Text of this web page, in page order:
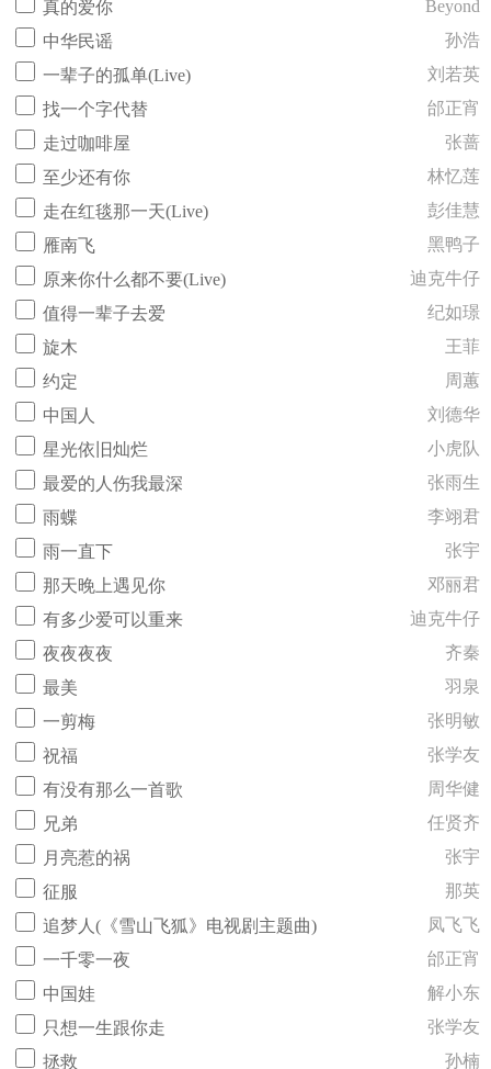
真的爱你
Beyond
中华民谣
孙浩
一辈子的孤单(Live)
刘若英
找一个字代替
邰正宵
走过咖啡屋
张蔷
至少还有你
林忆莲
走在红毯那一天(Live)
彭佳慧
雁南飞
黑鸭子
原来你什么都不要(Live)
迪克牛仔
值得一辈子去爱
纪如璟
旋木
王菲
约定
周蕙
中国人
刘德华
星光依旧灿烂
小虎队
最爱的人伤我最深
张雨生
雨蝶
李翊君
雨一直下
张宇
那天晚上遇见你
邓丽君
有多少爱可以重来
迪克牛仔
夜夜夜夜
齐秦
最美
羽泉
一剪梅
张明敏
祝福
张学友
有没有那么一首歌
周华健
兄弟
任贤齐
月亮惹的祸
张宇
征服
那英
追梦人(《雪山飞狐》电视剧主题曲)
凤飞飞
一千零一夜
邰正宵
中国娃
解小东
只想一生跟你走
张学友
拯救
孙楠